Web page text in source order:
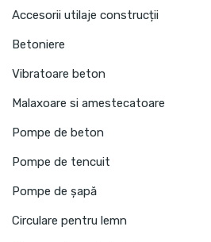
Accesorii utilaje construcții
Betoniere
Vibratoare beton
Malaxoare si amestecatoare
Pompe de beton
Pompe de tencuit
Pompe de șapă
Circulare pentru lemn